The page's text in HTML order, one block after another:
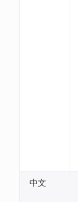
中文